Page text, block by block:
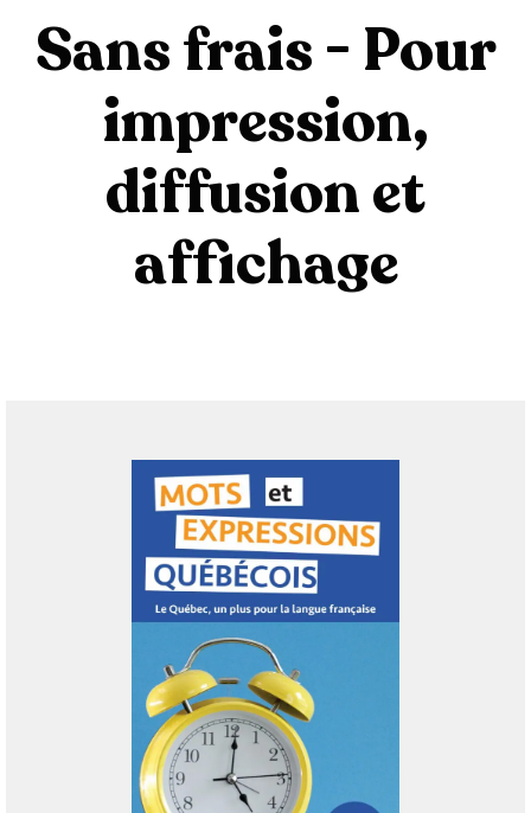
Sans frais - Pour
impression,
diffusion et
affichage